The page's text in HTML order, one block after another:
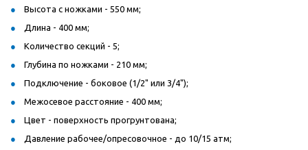
Высота с ножками - 550 мм;
Длина - 400 мм;
Количество секций - 5;
Глубина по ножками - 210 мм;
Подключение - боковое (1/2" или 3/4");
Межосевое расстояние - 400 мм;
Цвет - поверхность прогрунтована;
Давление рабочее/опресовочное - до 10/15 атм;